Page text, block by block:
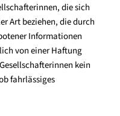
die sich
Art beziehen, die durch
Informationen
von einer Haftung
kein
fahrlässiges